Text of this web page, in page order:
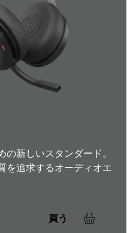
新しいスタンダード。
を追求するオーディオエ
買う